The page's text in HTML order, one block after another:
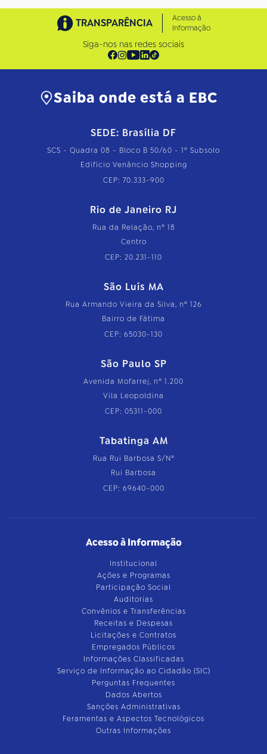
TRANSPARÊNCIA
Acesso à
Informação
Siga-nos nas redes sociais
Saiba onde está a EBC
SEDE: Brasília DF
SCS - Quadra 08 - Bloco B 50/60 - 1º Subsolo
Edifício Venâncio Shopping
CEP: 70.333-900
Rio de Janeiro RJ
Rua da Relação, nº 18
Centro
CEP: 20.231-110
São Luís MA
Rua Armando Vieira da Silva, nº 126
Bairro de Fátima
CEP: 65030-130
São Paulo SP
Avenida Mofarrej, nº 1.200
Vila Leopoldina
CEP: 05311-000
Tabatinga AM
Rua Rui Barbosa S/Nº
Rui Barbosa
CEP: 69640-000
Acesso à Informação
Institucional
Ações e Programas
Participação Social
Auditorias
Convênios e Transferências
Receitas e Despesas
Licitações e Contratos
Empregados Públicos
Informações Classificadas
Serviço de Informação ao Cidadão (SIC)
Perguntas Frequentes
Dados Abertos
Sanções Administrativas
Feramentas e Aspectos Tecnológicos
Outras Informações